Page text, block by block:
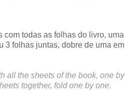
com todas as folhas do livro, uma
3 folhas juntas, dobre de uma em
all the sheets of the book, one by
together, fold one by one.